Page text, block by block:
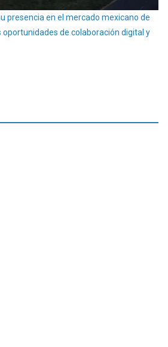
presencia en el mercado mexicano de
oportunidades de colaboración digital y